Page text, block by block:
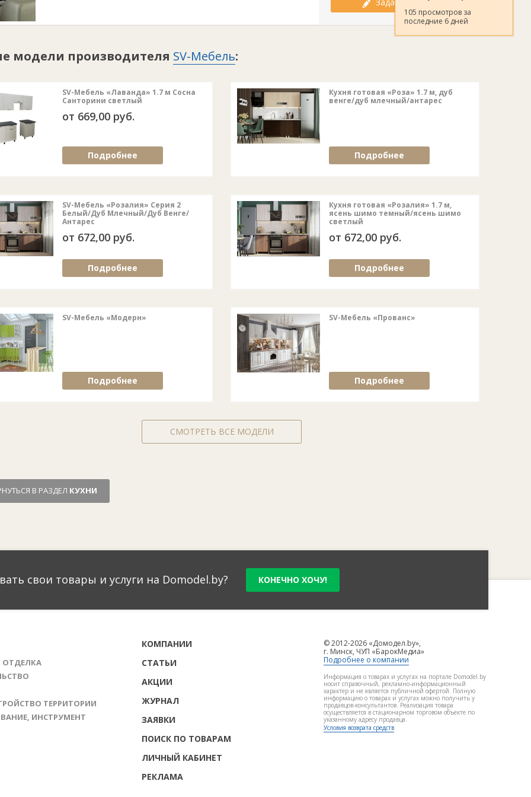
105 просмотров за
последние 6 дней
модели производителя SV-Мебель:
SV-Мебель «Лаванда» 1.7 м Сосна
Санторини светлый
от 669,00 руб.
Подробнее
Кухня готовая «Роза» 1.7 м, дуб
венге/дуб млечный/антарес
Подробнее
SV-Мебель «Розалия» Серия 2
Белый/Дуб Млечный/Дуб Венге/
Антарес
от 672,00 руб.
Подробнее
Кухня готовая «Розалия» 1.7 м,
ясень шимо темный/ясень шимо
светлый
от 672,00 руб.
Подробнее
SV-Мебель «Модерн»
Подробнее
SV-Мебель «Прованс»
Подробнее
СМОТРЕТЬ ВСЕ МОДЕЛИ
В РАЗДЕЛ КУХНИ
свои товары и услуги на Domodel.by? КОНЕЧНО ХОЧУ!
ОТДЕЛКА
ТЕРРИТОРИИ
ИНСТРУМЕНТ
КОМПАНИИ
СТАТЬИ
АКЦИИ
ЖУРНАЛ
ЗАЯВКИ
ПОИСК ПО ТОВАРАМ
ЛИЧНЫЙ КАБИНЕТ
РЕКЛАМА
© 2012-2026 «Домодел.by»,
г. Минск, ЧУП «БарокМедиа»
Подробнее о компании
Информация о товарах и услугах на портале Domodel.by
носит справочный, рекламно-информационный
характер и не является публичной офертой. Полную
информацию о товарах и услугах можно получить у
продавцов-консультантов. Реализация товара
осуществляется в стационарном торговом объекте по
указанному адресу продавца.
Условия возврата средств